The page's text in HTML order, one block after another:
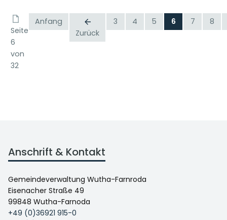
Seite
6
von
32
Anfang
Zurück
3 4 5 6 7 8
Anschrift & Kontakt
Gemeindeverwaltung Wutha-Farnroda
Eisenacher Straße 49
99848 Wutha-Farnoda
+49 (0)36921 915-0